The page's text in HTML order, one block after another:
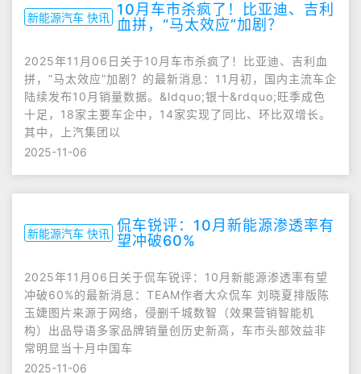
新能源汽车 快讯 10月车市杀疯了！比亚迪、吉利
血拼，“马太效应”加剧？
2025年11月06日关于10月车市杀疯了！比亚迪、吉利血
拼，“马太效应”加剧？的最新消息：11月初，国内主流车企
陆续发布10月销量数据。&ldquo;银十&rdquo;旺季成色
十足，18家主要车企中，14家实现了同比、环比双增长。
其中，上汽集团以
2025-11-06
新能源汽车 快讯 侃车锐评：10月新能源渗透率有
望冲破60%
2025年11月06日关于侃车锐评：10月新能源渗透率有望
冲破60%的最新消息：TEAM作者大众侃车 刘晓夏排版陈
玉婕图片来源于网络，侵删千城数智（效果营销智能机
构）出品导语多家品牌销量创历史新高，车市头部效益非
常明显当十月中国车
2025-11-06